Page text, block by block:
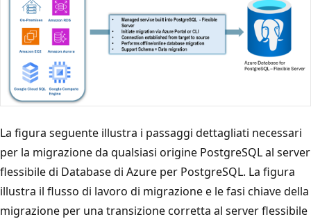
La figura seguente illustra i passaggi dettagliati necessari
per la migrazione da qualsiasi origine PostgreSQL al server
flessibile di Database di Azure per PostgreSQL. La figura
illustra il flusso di lavoro di migrazione e le fasi chiave della
migrazione per una transizione corretta al server flessibile